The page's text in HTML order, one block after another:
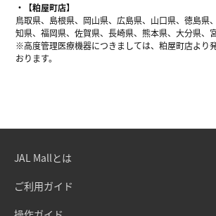
【粕屋町店】
鳥取県、島根県、岡山県、広島県、山口県、徳島県
知県、福岡県、佐賀県、長崎県、熊本県、大分県、
※高度管理医療機器につきましては、粕屋町店より
おります。
JAL Mallとは
ご利用ガイド